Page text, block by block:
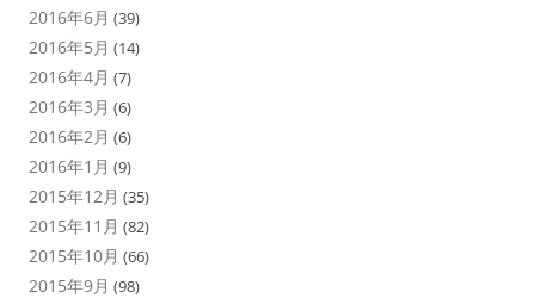
2016年6月 (39)
2016年5月 (14)
2016年4月 (7)
2016年3月 (6)
2016年2月 (6)
2016年1月 (9)
2015年12月 (35)
2015年11月 (82)
2015年10月 (66)
2015年9月 (98)